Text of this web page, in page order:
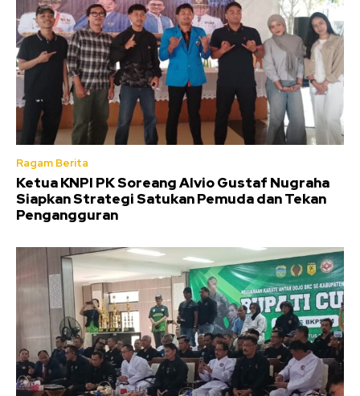
Ragam Berita
Ketua KNPI PK Soreang Alvio Gustaf Nugraha
Siapkan Strategi Satukan Pemuda dan Tekan
Pengangguran